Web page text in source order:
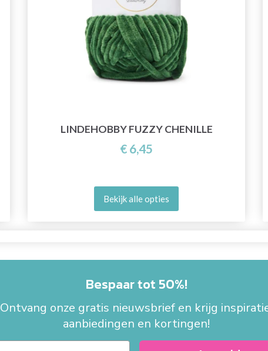
LINDEHOBBY FUZZY CHENILLE
€ 6,45
Bekijk alle opties
Bespaar tot 50%!
Ontvang onze gratis nieuwsbrief en krijg
aanbiedingen en kortingen!